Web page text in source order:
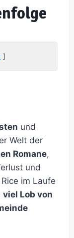
und
Welt der
Romane,
und
im Laufe
viel Lob von